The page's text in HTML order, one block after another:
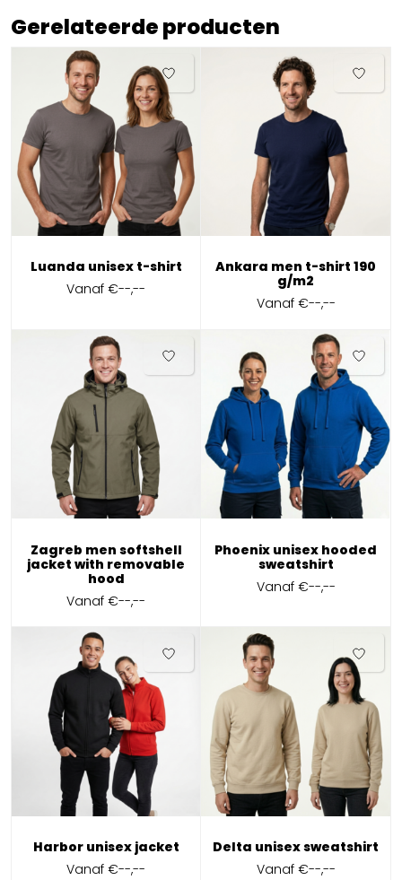
Gerelateerde producten
Luanda unisex t-shirt
Vanaf€--,--
Ankara men t-shirt 190
g/m2
Vanaf €--,--
Zagreb men softshell
jacket with removable
hood
Vanaf€--,--
Phoenix unisex hooded
sweatshirt
Vanaf €--,--
Harbor unisex jacket
Vanaf€--,--
Delta unisex sweatshirt
Vanaf €--,--